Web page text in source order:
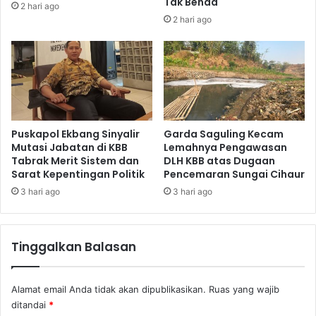
2 hari ago
2 hari ago
Puskapol Ekbang Sinyalir
Mutasi Jabatan di KBB
Tabrak Merit Sistem dan
Sarat Kepentingan Politik
3 hari ago
Garda Saguling Kecam
Lemahnya Pengawasan
DLH KBB atas Dugaan
Pencemaran Sungai Cihaur
3 hari ago
Tinggalkan Balasan
Alamat email Anda tidak akan dipublikasikan. Ruas yang wajib
ditandai *